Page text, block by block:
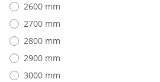
2600 mm
2700 mm
2800 mm
2900 mm
3000 mm